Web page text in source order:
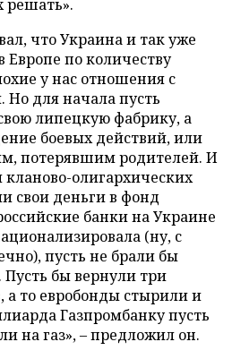
решать».
что Украина и так уже
Европе по количеству
у нас отношения с
Но для начала пусть
липецкую фабрику, а
боевых действий, или
потерявшим родителей. И
олигархических
свои деньги в фонд
банки на Украине
(ну, с
пусть не брали бы
бы вернули три
а то евробонды стырили и
Газпромбанку пусть
на газ», – предложил он.